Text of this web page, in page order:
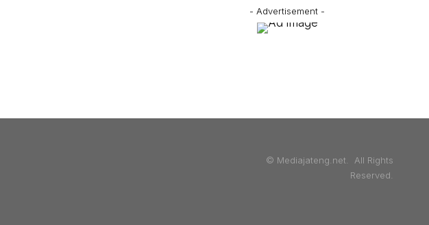
- Advertisement -
© Mediajateng.net. All Rights
Reserved.